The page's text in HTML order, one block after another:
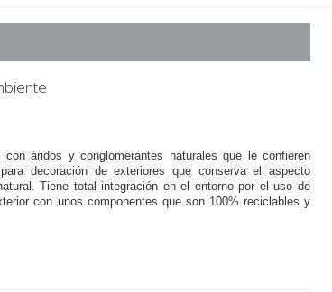
áridos y conglomerantes naturales que le confieren
decoración de exteriores que conserva el aspecto
Tiene total integración en el entorno por el uso de
con unos componentes que son 100% reciclables y